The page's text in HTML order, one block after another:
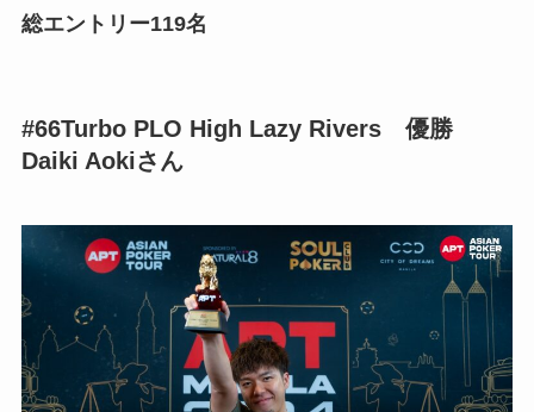
総エントリー119名
#66Turbo PLO High Lazy Rivers 優勝
Daiki Aokiさん